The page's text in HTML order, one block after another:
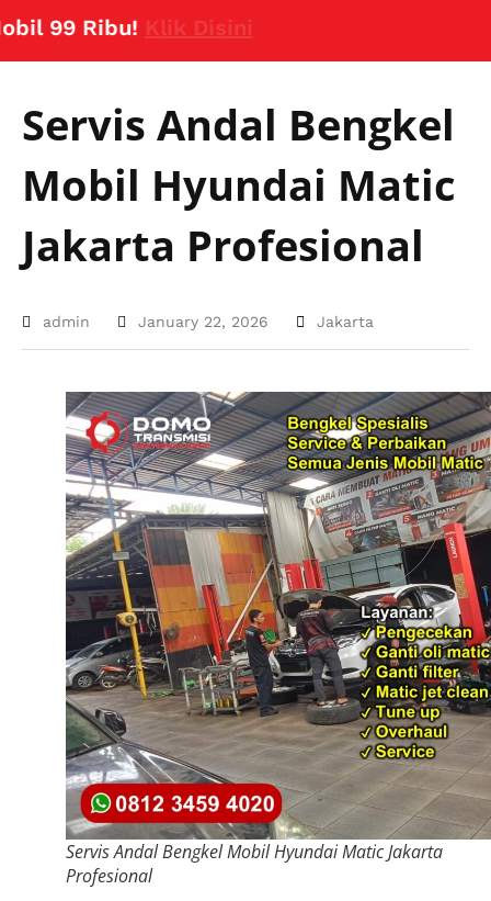
Ribu!Klik Disini
Servis Andal Bengkel
Mobil Hyundai Matic
Jakarta Profesional
admin January 22, 2026 Jakarta
Servis Andal Bengkel Mobil Hyundai Matic Jakarta
Profesional